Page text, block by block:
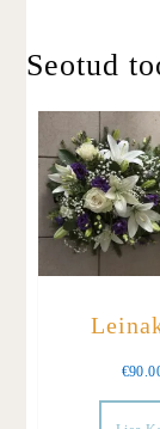
Seotud
€